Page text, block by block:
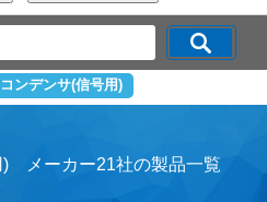
ンデンサ(信号用)
) メーカー21社の製品一覧